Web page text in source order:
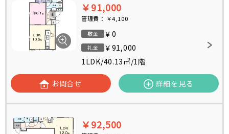
￥91,000
管理費： ￥4,100
敷金 ￥0
礼金
￥91,000
1LDK/40.13㎡/1階
お問合せ 詳細を見る
￥92,500